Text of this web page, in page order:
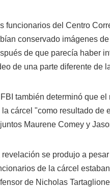
funcionarios del Centro
conservado imágenes
de que parecía haber
de una parte diferente de
también determinó que
la cárcel "como resultado de
Maurene Comey y
revelación se produjo a
de la cárcel
de Nicholas